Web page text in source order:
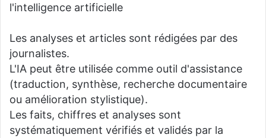
l'intelligence artificielle
Les analyses et articles sont rédigées par des
journalistes.
L'IA peut être utilisée comme outil d'assistance
(traduction, synthèse, recherche documentaire
ou amélioration stylistique).
Les faits, chiffres et analyses sont
systématiquement vérifiés et validés par la